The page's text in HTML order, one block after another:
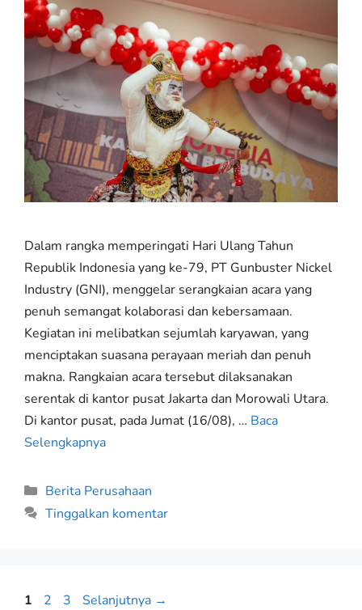
Dalam rangka memperingati Hari Ulang Tahun
Republik Indonesia yang ke-79, PT Gunbuster Nickel
Industry (GNI), menggelar serangkaian acara yang
penuh semangat kolaborasi dan kebersamaan.
Kegiatan ini melibatkan sejumlah karyawan, yang
menciptakan suasana perayaan meriah dan penuh
makna. Rangkaian acara tersebut dilaksanakan
serentak di kantor pusat Jakarta dan Morowali Utara.
Di kantor pusat, pada Jumat (16/08), … Baca
Selengkapnya
Berita Perusahaan
Tinggalkan komentar
1 2 3 Selanjutnya →